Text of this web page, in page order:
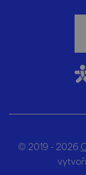
© 2019 - 2026